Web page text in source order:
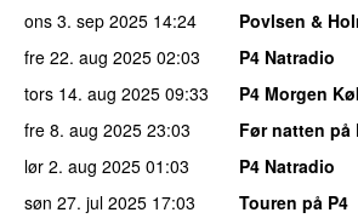
ons 3. sep 2025 14:24
Povlsen &
fre 22. aug 2025 02:03
P4 Natradio
tors 14. aug 2025 09:33
P4 Morgen
fre 8. aug 2025 23:03
Før natten på
lør 2. aug 2025 01:03
P4 Natradio
søn 27. jul 2025 17:03
Touren på P4